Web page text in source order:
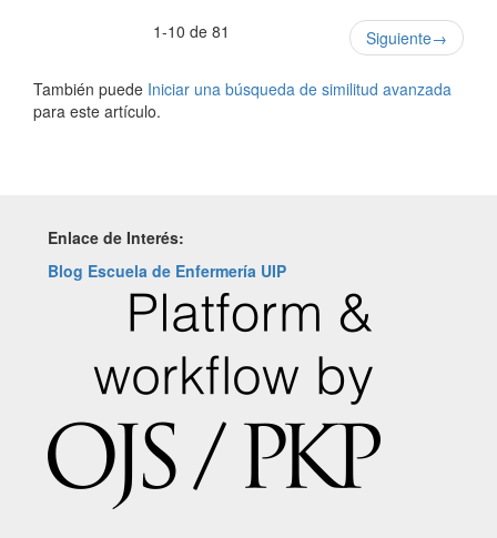
1-10 de 81
Siguiente→
También puede Iniciar una búsqueda de similitud avanzada
para este artículo.
Enlace de Interés:
Blog Escuela de Enfermería UIP